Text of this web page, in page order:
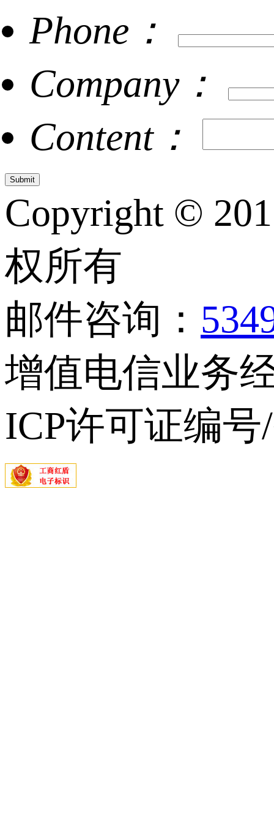
Phone：
Company：
Content：
Copyright ©
权所有
邮件咨询：
增值电信业务
ICP许可证编号